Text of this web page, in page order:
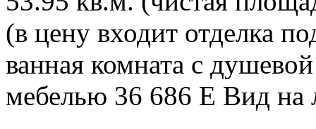
(в цену входит отделка
ванная комната с
мебелью 36 686 Е Вид на